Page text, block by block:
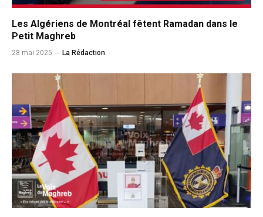
Les Algériens de Montréal fêtent Ramadan dans le
Petit Maghreb
28 mai 2025 La Rédaction